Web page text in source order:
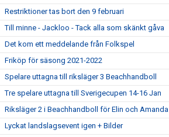
Restriktioner tas bort den 9 februari
Till minne - Jackloo - Tack alla som skänkt gåva
Det kom ett meddelande från Folkspel
Friköp för säsong 2021-2022
Spelare uttagna till riksläger 3 Beachhandboll
Tre spelare uttagna till Sverigecupen 14-16 Jan
Riksläger 2 i Beachhandboll för Elin och Amanda
Lyckat landslagsevent igen + Bilder